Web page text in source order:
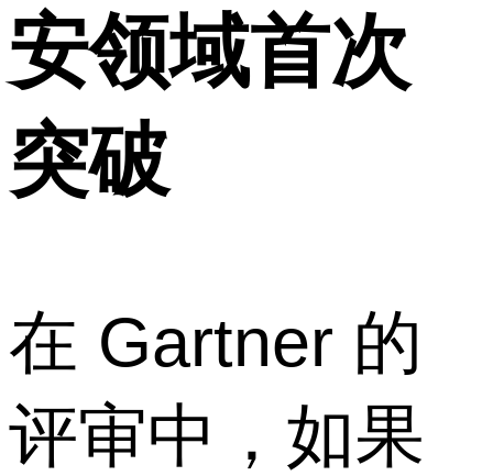
安领域首次
突破
在 Gartner 的
评审中，如果